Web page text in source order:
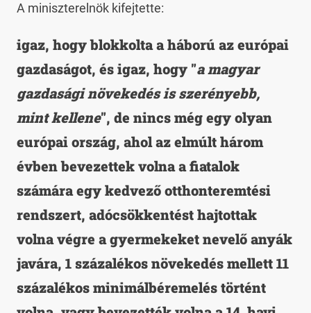
A miniszterelnök kifejtette:
igaz, hogy blokkolta a háború az európai
gazdaságot, és igaz, hogy "a magyar
gazdasági növekedés is szerényebb,
mint kellene", de nincs még egy olyan
európai ország, ahol az elmúlt három
évben bevezettek volna a fiatalok
számára egy kedvező otthonteremtési
rendszert, adócsökkentést hajtottak
volna végre a gyermekeket nevelő anyák
javára, 1 százalékos növekedés mellett 11
százalékos minimálbéremelés történt